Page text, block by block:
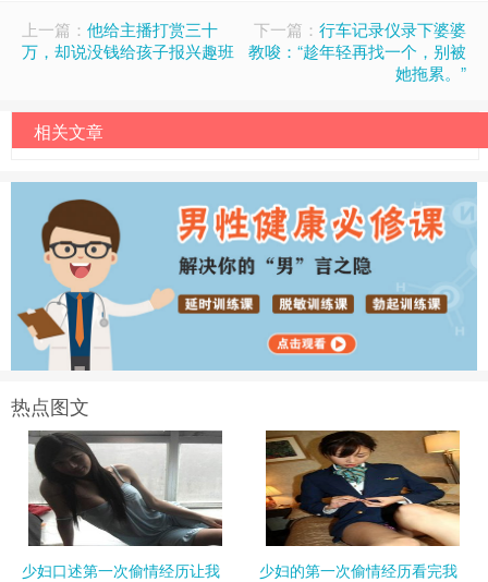
上一篇： 他给主播打赏三十
万，却说没钱给孩子报兴趣班
下一篇： 行车记录仪录下婆婆
教唆：“趁年轻再找一个，别被
她拖累。”
相关文章
热点图文
少妇口述第一次偷情经历让我
少妇的第一次偷情经历看完我